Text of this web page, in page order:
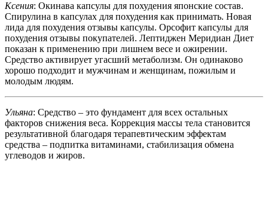
Ксения: Окинава капсулы для похудения японские состав.
Спирулина в капсулах для похудения как принимать. Новая
лида для похудения отзывы капсулы. Орсофит капсулы для
похудения отзывы покупателей. Лептиджен Меридиан Диет
показан к применению при лишнем весе и ожирении.
Средство активирует угасший метаболизм. Он одинаково
хорошо подходит и мужчинам и женщинам, пожилым и
молодым людям.
Ульяна: Средство – это фундамент для всех остальных
факторов снижения веса. Коррекция массы тела становится
результативной благодаря терапевтическим эффектам
средства – подпитка витаминами, стабилизация обмена
углеводов и жиров.